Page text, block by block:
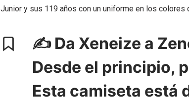
Junior y sus 119 años con un uniforme en los colores
✍️ Da Xeneize a
Desde el principio,
Esta camiseta está